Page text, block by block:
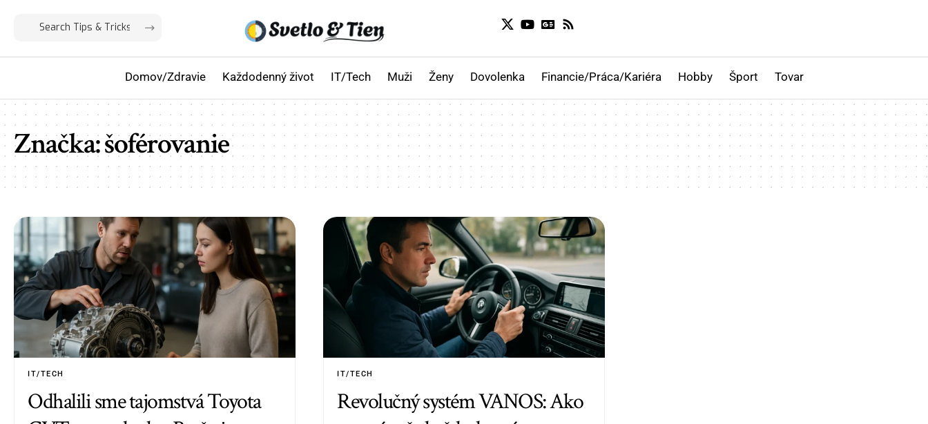
Domov/Zdravie Každodenný život IT/Tech Muži Ženy Dovolenka Financie/Práca/Kariéra Hobby Šport Tovar
Značka:šoférovanie
IT/TECH
Odhalili sme tajomstvá Toyota
IT/TECH
Revolučný systém VANOS: Ako